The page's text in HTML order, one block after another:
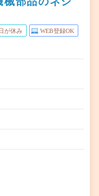
が休み WEB登録OK